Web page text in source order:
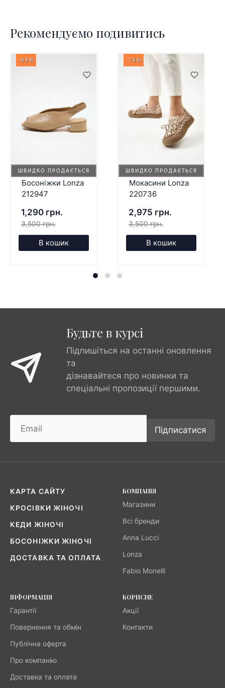
Рекомендуємо подивитись
ШВИДКО ПРОДАЄТЬСЯ
-63%
Босоніжки Lonza
212947
1,290 грн.
3,500 грн.
В кошик
ШВИДКО ПРОДАЄТЬСЯ
-15%
Мокасини Lonza
220736
2,975 грн.
3,500 грн.
В кошик
Будьте в курсі
Підпишіться на останні оновлення
та
дізнавайтеся про новинки та
спеціальні пропозиції першими.
Підписатися
КАРТА САЙТУ
КРОСІВКИ ЖІНОЧІ
КЕДИ ЖІНОЧІ
БОСОНІЖКИ ЖІНОЧІ
ДОСТАВКА ТА ОПЛАТА
КОМПАНІЯ
Магазини
Всі бренди
Anna Lucci
Lonza
Fabio Monelli
ІНФОРМАЦІЯ
Гарантії
Повернення та обмін
Публічна оферта
Про компанію
Доставка та оплата
КОРИСНЕ
Акції
Контакти